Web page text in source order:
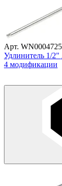
Арт.
Удлинитель 1/
4 модификации